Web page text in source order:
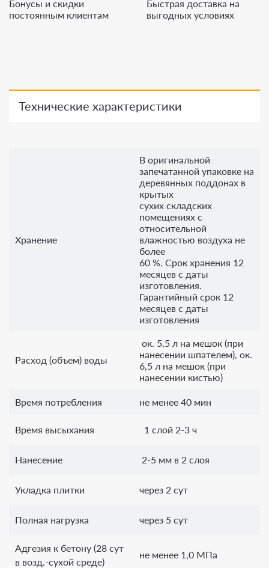
Бонусы и скидки
постоянным клиентам
Быстрая доставка на
выгодных условиях
Технические характеристики
Хранение
В оригинальной
запечатанной упаковке на
деревянных поддонах в
крытых
сухих складских
помещениях с
относительной
влажностью воздуха не
более
60 %. Срок хранения 12
месяцев с даты
изготовления.
Гарантийный срок 12
месяцев с даты
изготовления
Расход (объем) воды
ок. 5,5 л на мешок (при
нанесении шпателем), ок.
6,5 л на мешок (при
нанесении кистью)
Время потребления не менее 40 мин
Время высыхания 1 слой 2-3 ч
Нанесение 2-5 мм в 2 слоя
Укладка плитки через 2 сут
Полная нагрузка через 5 сут
Адгезия к бетону (28 сут
в возд.-сухой среде)
не менее 1,0 МПа